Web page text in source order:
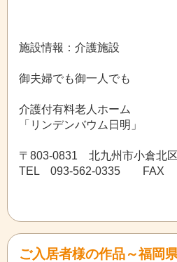
施設情報：介護施設
御夫婦でも御一人でも
介護付有料老人ホーム
「リンデンバウム日明」
〒803-0831 北九州市小倉北
TEL 093-562-0335 FAX
ご入居者様の作品～福岡